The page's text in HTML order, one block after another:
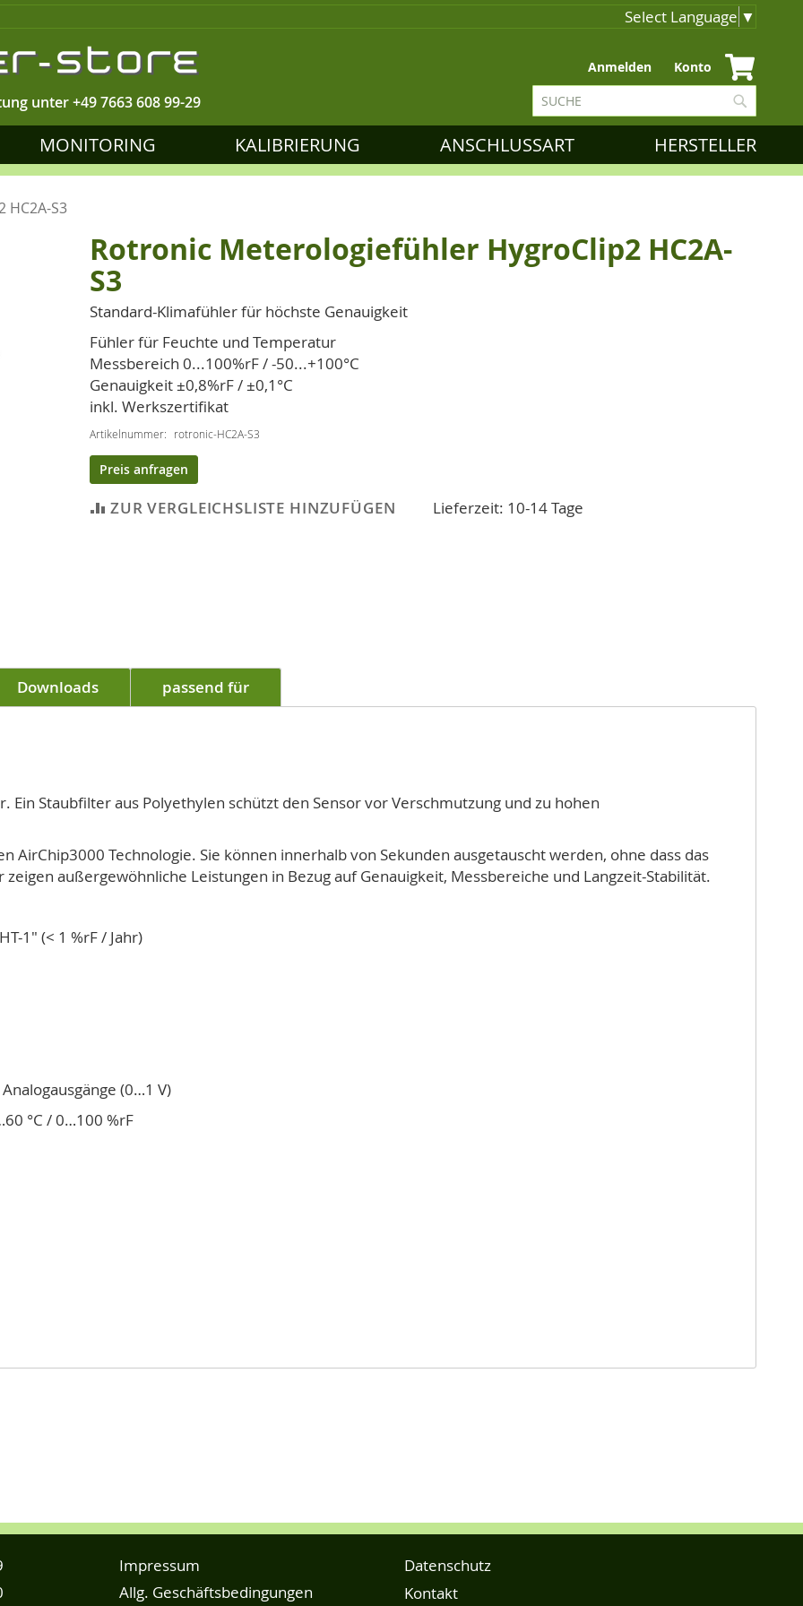
Select Language ▼
unter+49 7663 608 99-29
Zum
Inhalt
springen
Anmelden Konto
Suche
MONITORING KALIBRIERUNG ANSCHLUSSART HERSTELLER
S3
Rotronic Meterologiefühler HygroClip2 HC2A-
S3
Standard-Klimafühler für höchste Genauigkeit
Fühler für Feuchte und Temperatur
Messbereich 0...100%rF / -50...+100°C
Genauigkeit ±0,8%rF / ±0,1°C
inkl. Werkszertifikat
Artikelnummer rotronic-HC2A-S3
Preis anfragen
ZUR VERGLEICHSLISTE HINZUFÜGEN Lieferzeit: 10-14 Tage
Downloads passend für
Staubfilter aus Polyethylen schützt den Sensor vor Verschmutzung und zu hohen
AirChip3000 Technologie. Sie können innerhalb von Sekunden ausgetauscht werden, ohne dass das
außergewöhnliche Leistungen in Bezug auf Genauigkeit, Messbereiche und Langzeit-Stabilität.
1" (< 1 %rF / Jahr)
(0…1 V)
°C / 0…100 %rF
Impressum
Allg. Geschäftsbedingungen
Datenschutz
Kontakt